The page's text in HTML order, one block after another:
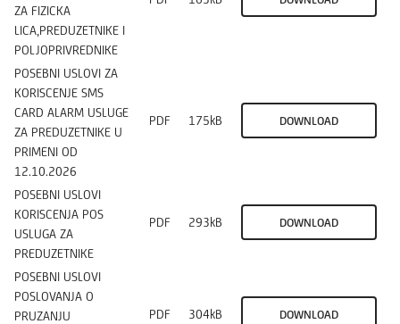
ZA FIZICKA
LICA,PREDUZETNIKE I
POLJOPRIVREDNIKE
POSEBNI USLOVI ZA
KORISCENJE SMS
CARD ALARM USLUGE
ZA PREDUZETNIKE U
PRIMENI OD
12.10.2026
PDF 175kB DOWNLOAD
POSEBNI USLOVI
KORISCENJA POS
USLUGA ZA
PREDUZETNIKE
PDF 293kB DOWNLOAD
POSEBNI USLOVI
POSLOVANJA O
PRUZANJU
PDF 304kB DOWNLOAD